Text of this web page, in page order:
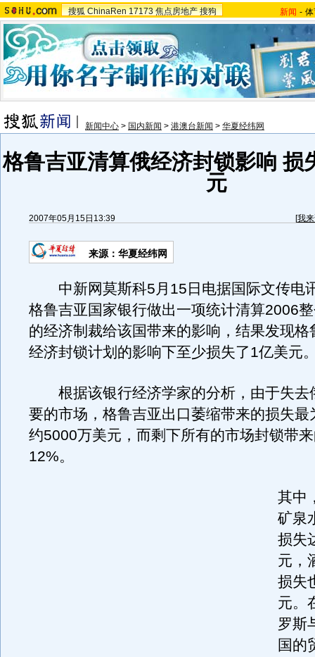
搜狐 ChinaRen 17173 焦点房地产 搜狗 新闻 -
新闻中心 > 国内新闻 > 港澳台新闻 > 华夏经纬网
格鲁吉亚清算俄经济封锁影响 损
元
2007年05月15日13:39 [我
来源：华夏经纬网
中新网莫斯科5月15日电据国际文传电
格鲁吉亚国家银行做出一项统计清算2006
的经济制裁给该国带来的影响，结果发现格
经济封锁计划的影响下至少损失了1亿美元
根据该银行经济学家的分析，由于失去
要的市场，格鲁吉亚出口萎缩带来的损失最
约5000万美元，而剩下所有的市场封锁带
12%。
其中
矿泉
损失
元，
损失
元。
罗斯
国的